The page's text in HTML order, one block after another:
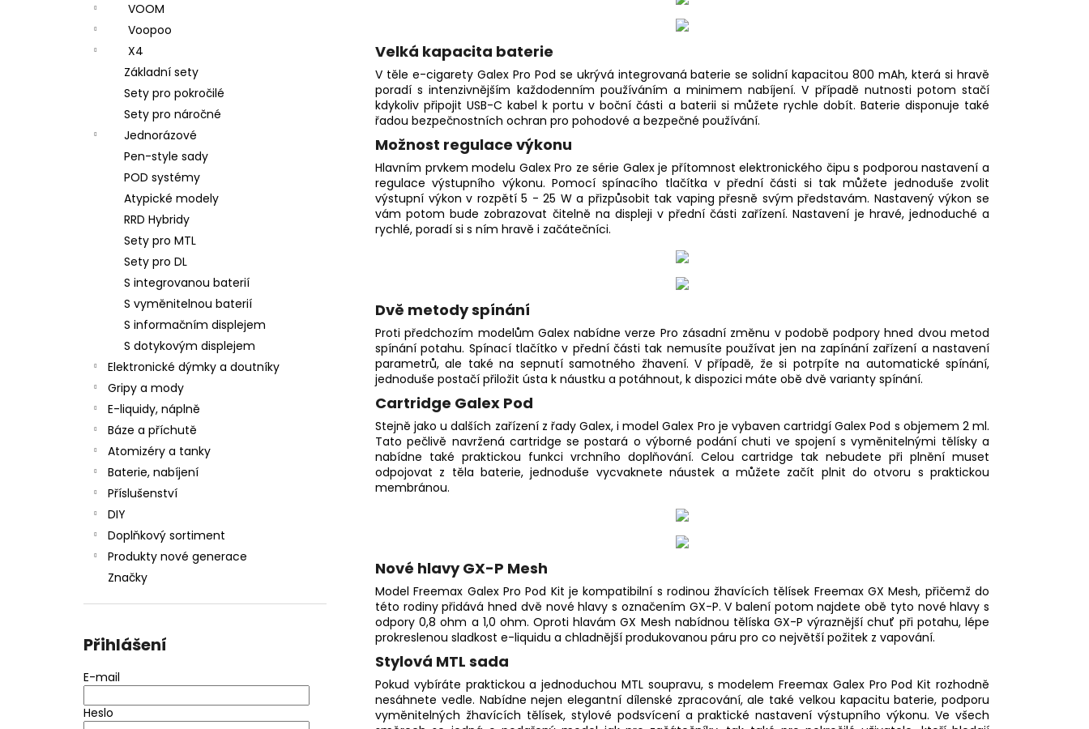
VOOM
Voopoo
X4
Základní sety
Sety pro pokročilé
Sety pro náročné
Jednorázové
Pen-style sady
POD systémy
Atypické modely
RRD Hybridy
Sety pro MTL
Sety pro DL
S integrovanou baterií
S vyměnitelnou baterií
S informačním displejem
S dotykovým displejem
Elektronické dýmky a doutníky
Gripy a mody
E-liquidy, náplně
Báze a příchutě
Atomizéry a tanky
Baterie, nabíjení
Příslušenství
DIY
Doplňkový sortiment
Produkty nové generace
Značky
Přihlášení
E-mail
Heslo
Velká kapacita baterie
V těle e-cigarety Galex Pro Pod se ukrývá integrovaná baterie se solidní kapacitou 800 mAh, která si hravě
poradí s intenzivnějším každodenním používáním a minimem nabíjení. V případě nutnosti potom stačí
kdykoliv připojit USB-C kabel k portu v boční části a baterii si můžete rychle dobít. Baterie disponuje také
řadou bezpečnostních ochran pro pohodové a bezpečné používání.
Možnost regulace výkonu
Hlavním prvkem modelu Galex Pro ze série Galex je přítomnost elektronického čipu s podporou nastavení a
regulace výstupního výkonu. Pomocí spínacího tlačítka v přední části si tak můžete jednoduše zvolit
výstupní výkon v rozpětí 5 - 25 W a přizpůsobit tak vaping přesně svým představám. Nastavený výkon se
vám potom bude zobrazovat čitelně na displeji v přední části zařízení. Nastavení je hravé, jednoduché a
rychlé, poradí si s ním hravě i začátečníci.
Dvě metody spínání
Proti předchozím modelům Galex nabídne verze Pro zásadní změnu v podobě podpory hned dvou metod
spínání potahu. Spínací tlačítko v přední části tak nemusíte používat jen na zapínání zařízení a nastavení
parametrů, ale také na sepnutí samotného žhavení. V případě, že si potrpíte na automatické spínání,
jednoduše postačí přiložit ústa k náustku a potáhnout, k dispozici máte obě dvě varianty spínání.
Cartridge Galex Pod
Stejně jako u dalších zařízení z řady Galex, i model Galex Pro je vybaven cartridgí Galex Pod s objemem 2 ml.
Tato pečlivě navržená cartridge se postará o výborné podání chuti ve spojení s vyměnitelnými tělísky a
nabídne také praktickou funkci vrchního doplňování. Celou cartridge tak nebudete při plnění muset
odpojovat z těla baterie, jednoduše vycvaknete náustek a můžete začít plnit do otvoru s praktickou
membránou.
Nové hlavy GX-P Mesh
Model Freemax Galex Pro Pod Kit je kompatibilní s rodinou žhavících tělísek Freemax GX Mesh, přičemž do
této rodiny přidává hned dvě nové hlavy s označením GX-P. V balení potom najdete obě tyto nové hlavy s
odpory 0,8 ohm a 1,0 ohm. Oproti hlavám GX Mesh nabídnou tělíska GX-P výraznější chuť při potahu, lépe
prokreslenou sladkost e-liquidu a chladnější produkovanou páru pro co největší požitek z vapování.
Stylová MTL sada
Pokud vybíráte praktickou a jednoduchou MTL soupravu, s modelem Freemax Galex Pro Pod Kit rozhodně
nesáhnete vedle. Nabídne nejen elegantní dílenské zpracování, ale také velkou kapacitu baterie, podporu
vyměnitelných žhavících tělísek, stylové podsvícení a praktické nastavení výstupního výkonu. Ve všech